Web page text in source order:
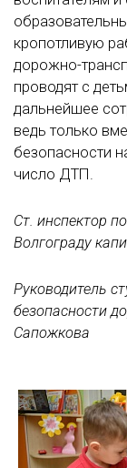
кропотливую
дорожно-
проводят с
дальнейшее
ведь только
безопасности
число ДТП.
Ст. инспектор
Волгограду
Руководитель
безопасности
Сапожкова